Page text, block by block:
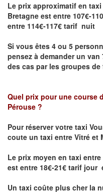
Le prix approximatif en
Bretagne est entre 107€-
entre 114€-117€ tarif nuit
Si vous êtes 4 ou 5
pensez à demander un
des cas par les groupes de
Quel prix pour une course
Pérouse ?
Pour réserver votre taxi
coute un taxi entre Vitré et
Le prix moyen en taxi
est entre 18€-21€ tarif jour
Un taxi coûte plus cher la